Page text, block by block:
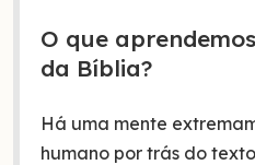
O que
da Bíblia?
Há uma mente
humano por trás do